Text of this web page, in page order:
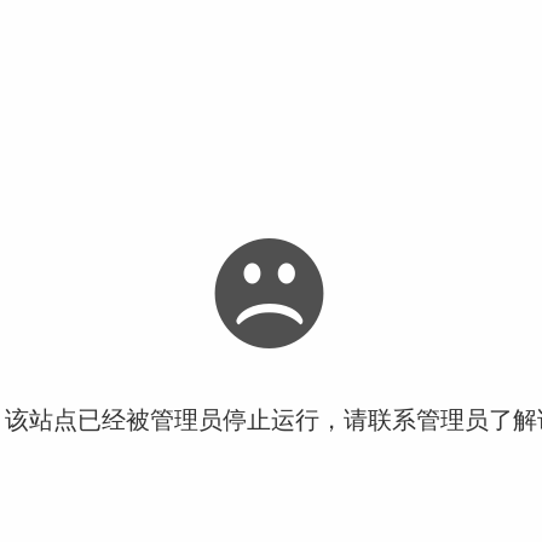
站点已经被管理员停止运行，请联系管理员了